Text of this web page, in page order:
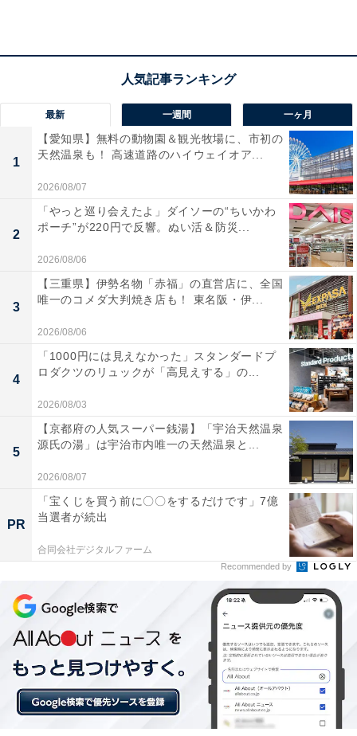
ユーザーからは「GPSの精度が抜群に良い」「高級感が
あって私服にも合う」と絶賛されています。一方で「腕
が細い人には46mmサイズは少し大きく感じる」という
声も。ゴルフやランニングを本格的に楽しみたい人や、
スマートウォッチを頻繁に充電したくない人には、おす
すめの商品といえそうです。
【今日チェックしたい】HUAWEIの人気商品5選
HUAWEI「Band 10」
最新 一週間 一ヶ月
1
【愛知県】無料の動物園＆観光牧場に、市初の
天然温泉も！ 高速道路のハイウェイオア...
2026/08/07
2
「やっと巡り会えたよ」ダイソーの“ちいかわ
ポーチ”が220円で反響。ぬい活＆防災...
2026/08/06
3
【三重県】伊勢名物「赤福」の直営店に、全国
唯一のコメダ大判焼き店も！ 東名阪・伊...
2026/08/06
4
「1000円には見えなかった」スタンダードプ
ロダクツのリュックが「高見えする」の...
2026/08/03
5
【京都府の人気スーパー銭湯】「宇治天然温泉
源氏の湯」は宇治市内唯一の天然温泉と...
2026/08/07
PR
「宝くじを買う前に〇〇をするだけです」7億
当選者が続出
合同会社デジタルファーム
Recommended by